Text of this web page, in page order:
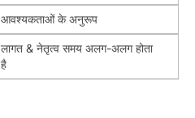
आवश्यकताओं के अनुरूप
लागत & नेतृत्व समय अलग-अलग होता
है